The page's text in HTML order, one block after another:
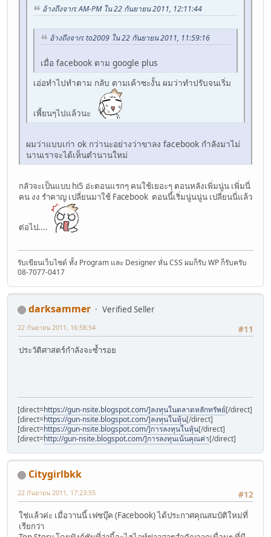
อ้างถึงจาก: AM-PM ใน 22 กันยายน 2011, 12:11:44
อ้างถึงจาก: to2009 ใน 22 กันยายน 2011, 11:59:16
เมื่อ facebook ตาม google plus
เอ่อทำไปทำตาม กลับ ตามเค้าซะงั้น ผมว่าทำปรับจนเริ่ม
เพี้ยนๆไปแล้วนะ
ผมว่าแบบเก่า ok กว่านะอย่างว่าขาลง facebook กำลังมาไม่
นานเราจะได้เห็นตำนานใหม่
กลัวจะเป็นแบบ hi5 อ่ะตอนแรกๆ คนใช้เยอะๆ ตอนหลังเพิ่มนู่น เพิ่มนี่
คน งง รำคาญ เปลี่ยนมาใช้ Facebook ตอนนี้เริ่มนู่นนู่น เปลี่ยนนี่แล้ว
ต่อไป....
รับเขียนเว็บไซด์ ทั้ง Program และ Designer หั่น CSS ผมก็รับ WP ก็รับครับ
08-7077-0417
darksammer
Verified Seller
#11
22 กันยายน 2011, 16:58:54
ประวัติศาสตร์กำลังจะซ้ำรอย
[direct=https://gun-nsite.blogspot.com/]ลงทุนในตลาดหลักทรัพย์[/direct]
[direct=https://gun-nsite.blogspot.com/]ลงทุนในหุ้น[/direct]
[direct=https://gun-nsite.blogspot.com/]การลงทุนในหุ้น[/direct]
[direct=http://gun-nsite.blogspot.com/]การลงทุนเน้นคุณค่า[/direct]
Citygirlbkk
#12
22 กันยายน 2011, 17:23:55
ใช่แล้วค่ะ เมื่อวานนี้ เฟซบุ๊ค (Facebook) ได้ประกาศคุณสมบัติใหม่ที่
เรียกว่า